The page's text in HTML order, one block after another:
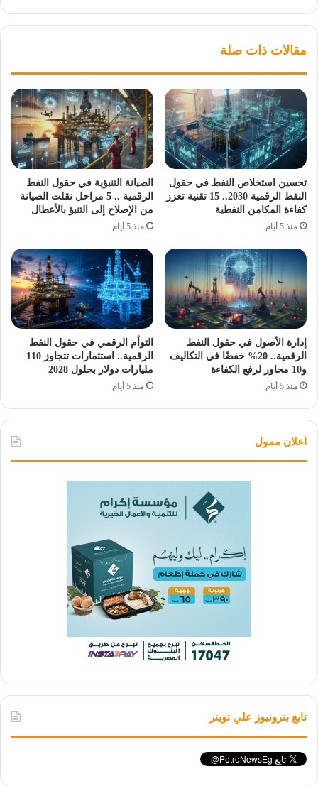
مقالات ذات صلة
تحسين استخلاص النفط في حقول
النفط الرقمية 2030.. 15 تقنية تعزز
كفاءة المكامن النفطية
منذ 5 أيام
الصيانة التنبؤية في حقول النفط
الرقمية .. 5 مراحل نقلت الصيانة
من الإصلاح إلى التنبؤ بالأعطال
منذ 5 أيام
إدارة الأصول في حقول النفط
الرقمية.. 20% خفضًا في التكاليف
و10 محاور لرفع الكفاءة
منذ 5 أيام
التوأم الرقمي في حقول النفط
الرقمية.. استثمارات تتجاوز 110
مليارات دولار بحلول 2028
منذ 5 أيام
اعلان ممول
تابع بترونيوز علي تويتر